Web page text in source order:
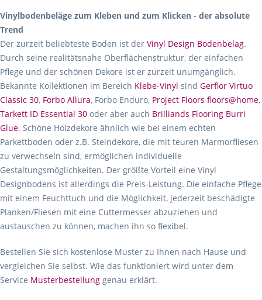
Vinylbodenbeläge zum Kleben und zum Klicken - der absolute
Trend
Der zurzeit beliebteste Boden ist der Vinyl Design Bodenbelag.
Durch seine realitätsnahe Oberflächenstruktur, der einfachen
Pflege und der schönen Dekore ist er zurzeit unumgänglich.
Bekannte Kollektionen im Bereich Klebe-Vinyl sind Gerflor Virtuo
Classic 30, Forbo Allura, Forbo Enduro, Project Floors floors@home,
Tarkett ID Essential 30 oder aber auch Brilliands Flooring Burri
Glue. Schöne Holzdekore ähnlich wie bei einem echten
Parkettboden oder z.B. Steindekore, die mit teuren Marmorfliesen
zu verwechseln sind, ermöglichen individuelle
Gestaltungsmöglichkeiten. Der größte Vorteil eine Vinyl
Designbodens ist allerdings die Preis-Leistung. Die einfache Pflege
mit einem Feuchttuch und die Möglichkeit, jederzeit beschädigte
Planken/Fliesen mit eine Cuttermesser abzuziehen und
austauschen zu können, machen ihn so flexibel.
Bestellen Sie sich kostenlose Muster zu Ihnen nach Hause und
vergleichen Sie selbst. Wie das funktioniert wird unter dem
Service Musterbestellung genau erklärt.